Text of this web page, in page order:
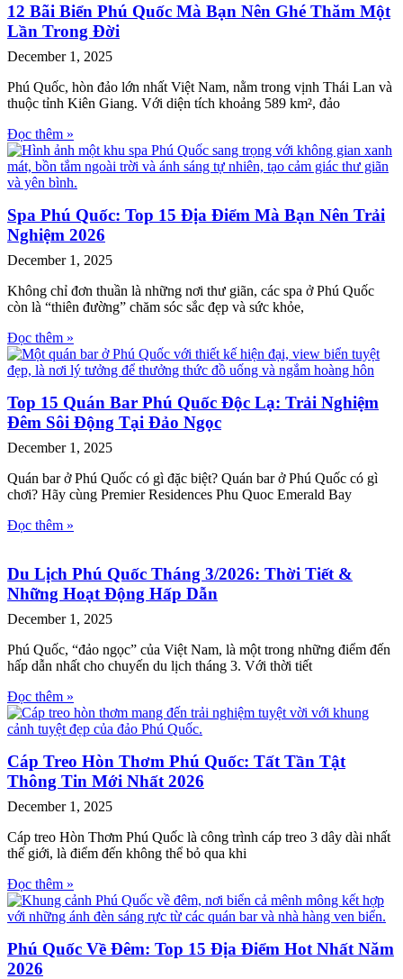
12 Bãi Biển Phú Quốc Mà Bạn Nên Ghé Thăm Một
Lần Trong Đời
December 1, 2025
Phú Quốc, hòn đảo lớn nhất Việt Nam, nằm trong vịnh Thái Lan và
thuộc tỉnh Kiên Giang. Với diện tích khoảng 589 km², đảo
Đọc thêm »
Spa Phú Quốc: Top 15 Địa Điểm Mà Bạn Nên Trải
Nghiệm 2026
December 1, 2025
Không chỉ đơn thuần là những nơi thư giãn, các spa ở Phú Quốc
còn là “thiên đường” chăm sóc sắc đẹp và sức khỏe,
Đọc thêm »
Top 15 Quán Bar Phú Quốc Độc Lạ: Trải Nghiệm
Đêm Sôi Động Tại Đảo Ngọc
December 1, 2025
Quán bar ở Phú Quốc có gì đặc biệt? Quán bar ở Phú Quốc có gì
chơi? Hãy cùng Premier Residences Phu Quoc Emerald Bay
Đọc thêm »
Du Lịch Phú Quốc Tháng 3/2026: Thời Tiết &
Những Hoạt Động Hấp Dẫn
December 1, 2025
Phú Quốc, “đảo ngọc” của Việt Nam, là một trong những điểm đến
hấp dẫn nhất cho chuyến du lịch tháng 3. Với thời tiết
Đọc thêm »
Cáp Treo Hòn Thơm Phú Quốc: Tất Tần Tật
Thông Tin Mới Nhất 2026
December 1, 2025
Cáp treo Hòn Thơm Phú Quốc là công trình cáp treo 3 dây dài nhất
thế giới, là điểm đến không thể bỏ qua khi
Đọc thêm »
Phú Quốc Về Đêm: Top 15 Địa Điểm Hot Nhất Năm
2026